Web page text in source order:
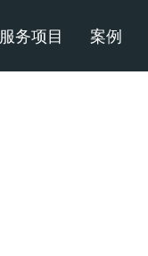
服务项目 案例